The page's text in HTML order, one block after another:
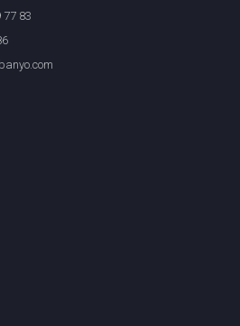
77 83